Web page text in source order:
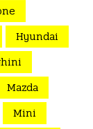
Hyundai
Mazda
Mini